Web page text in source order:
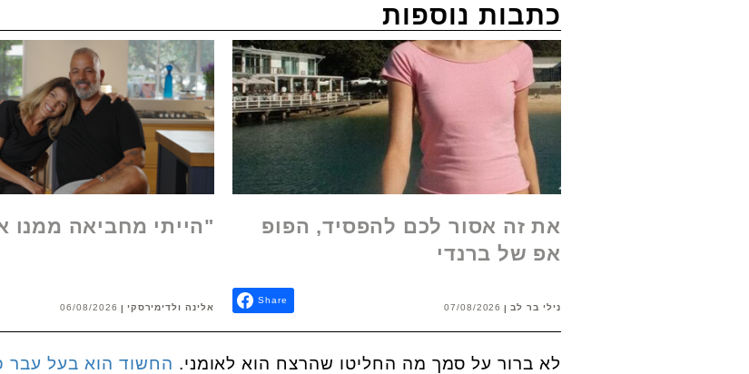
כתבות נוספות
את זה אסור לכם להפסיד, הפופ
אפ של ברנדי
נילי בר לב 07/08/2026
Share
"הייתי מחביאה
אלינה ולדימירסקי 06/08/2026
לא ברור על סמך מה החליטו שהרצח הוא לאומני. החשוד הוא בעל עבר